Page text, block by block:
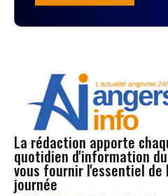
La rédaction apporte
quotidien d'information
vous fournir l'essentiel
journée